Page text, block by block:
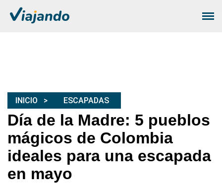
INICIO ESCAPADAS
Día de la Madre: 5 pueblos
mágicos de Colombia
ideales para una escapada
en mayo